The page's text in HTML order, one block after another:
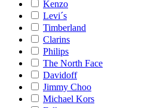
Kenzo
Levi´s
Timberland
Clarins
Philips
The North Face
Davidoff
Jimmy Choo
Michael Kors